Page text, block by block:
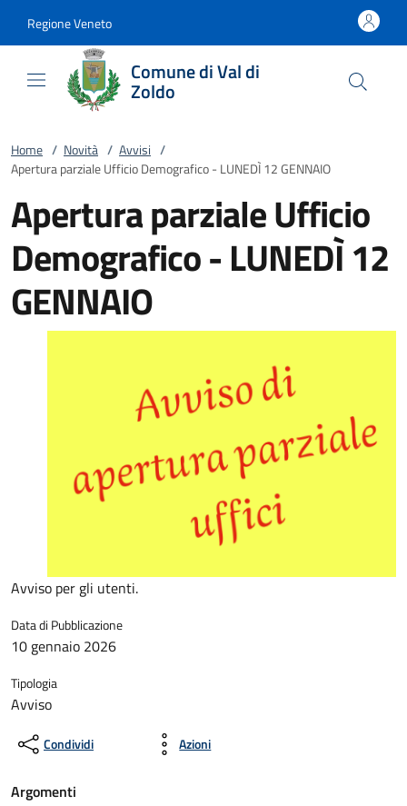
Regione Veneto
Comune di Val di
Zoldo
Home / Novità / Avvisi /
Apertura parziale Ufficio Demografico - LUNEDÌ 12 GENNAIO
Apertura parziale Ufficio
Demografico - LUNEDÌ 12
GENNAIO
Avviso per gli utenti.
Data di Pubblicazione
10 gennaio 2026
Tipologia
Avviso
Condividi Azioni
Argomenti